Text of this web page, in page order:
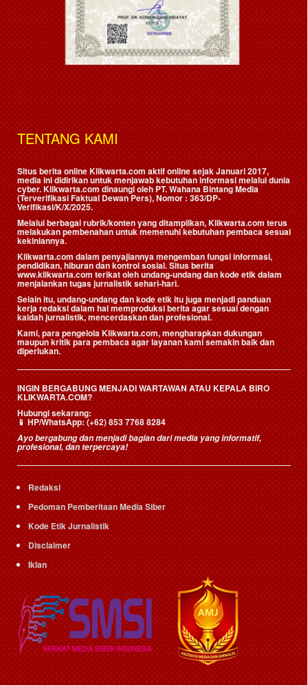
TENTANG KAMI
Situs berita online Klikwarta.com aktif online sejak Januari 2017,
media ini didirikan untuk menjawab kebutuhan informasi melalui dunia
cyber. Klikwarta.com dinaungi oleh PT. Wahana Bintang Media
(Terverifikasi Faktual Dewan Pers), Nomor : 363/DP-
Verifikasi/K/X/2025.
Melalui berbagai rubrik/konten yang ditampilkan, Klikwarta.com terus
melakukan pembenahan untuk memenuhi kebutuhan pembaca sesuai
kekiniannya.
Klikwarta.com dalam penyajiannya mengemban fungsi informasi,
pendidikan, hiburan dan kontrol sosial. Situs berita
www.klikwarta.com terikat oleh undang-undang dan kode etik dalam
menjalankan tugas jurnalistik sehari-hari.
Selain itu, undang-undang dan kode etik itu juga menjadi panduan
kerja redaksi dalam hal memproduksi berita agar sesuai dengan
kaidah jurnalistik, mencerdaskan dan profesional.
Kami, para pengelola Klikwarta.com, mengharapkan dukungan
maupun kritik para pembaca agar layanan kami semakin baik dan
diperlukan.
INGIN BERGABUNG MENJADI WARTAWAN ATAU KEPALA BIRO
KLIKWARTA.COM?
Hubungi sekarang:
📱HP/WhatsApp:(+62) 853 7768 8284
Ayo bergabung dan menjadi bagian dari media yang informatif,
profesional, dan terpercaya!
Redaksi
Pedoman Pemberitaan Media Siber
Kode Etik Jurnalistik
Disclaimer
Iklan